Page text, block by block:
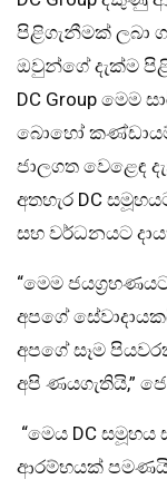
පිළිගැනීමක් ලබා
ඔවුන්ගේ දැක්ම
DC Group මෙම
බොහෝ
ජාලගත වෙළෙඳ
අතහැර DC
සහ වර්ධනයට
“මෙම
අපගේ
අපගේ සෑම
අපි ණයගැතියි,”
“මෙය DC සමූහය
ආරම්භයක්